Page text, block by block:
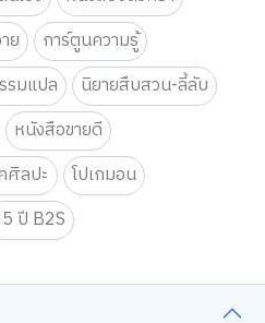
เอง
หนังสือจิตวิทยา
ย
การ์ตูนความรู้
รมแปล
นิยายสืบสวน-ลี้ลับ
หนังสือขายดี
ศิลปะ
โปเกมอน